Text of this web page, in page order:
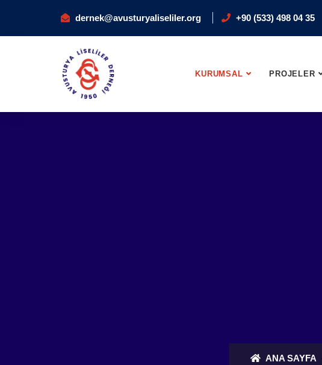
dernek@avusturyaliseliler.org +90 (533) 498 04 35
KURUMSAL PROJELER
ANA SAYFA